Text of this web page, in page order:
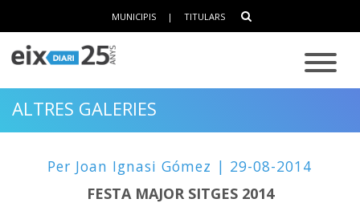
MUNICIPIS | TITULARS
ALTRES GALERIES
Per Joan Ignasi Gómez | 29-08-2014
FESTA MAJOR SITGES 2014